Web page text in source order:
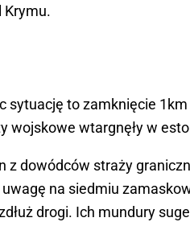
Krymu.
sytuację to zamknięcie
wojskowe wtargnęły w
z dowódców straży
uwagę na siedmiu
drogi. Ich mundury